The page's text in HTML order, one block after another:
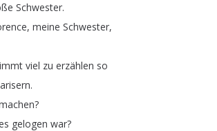
Schwester.
, meine Schwester,
viel zu erzählen so
.
?
gelogen war?